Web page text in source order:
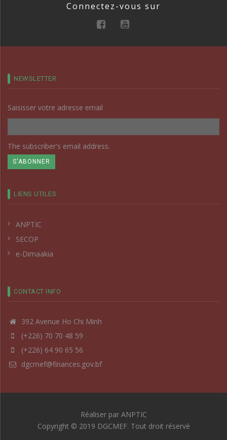
Connectez-vous sur
NEWSLETTER
Saisisser votre adresse email
The subscriber's email address.
LIENS UTILES
ANPTIC
SECOP
e-Dimaakia
CONTACT INFO
392 Avenue Ho Chi Minh
(+226) 70 70 48 59
(+226) 64 90 65 56
dgcmef@finances.gov.bf
Réaliser par ANPTIC
Copyright © 2019 DGCMEF. Tout droit réservé